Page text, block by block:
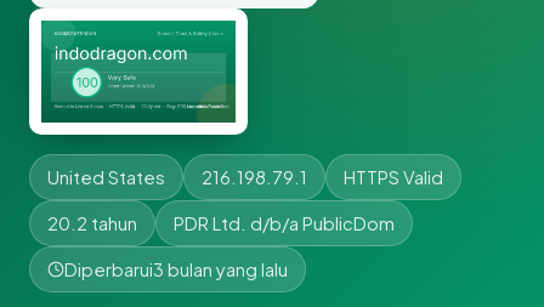
United States 216.198.79.1 HTTPS Valid
20.2 tahun PDR Ltd. d/b/a PublicDom
Diperbarui3 bulan yang lalu